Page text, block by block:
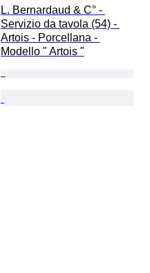
L. Bernardaud & C° -
Servizio da tavola (54) -
Artois - Porcellana -
Modello " Artois "